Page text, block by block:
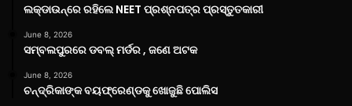
ଲକ୍‌ଡାଉନ୍‌ରେ ରହିଲେ NEET ପ୍ରଶ୍ନପତ୍ର ପ୍ରସ୍ତୁତକାରୀ
June 8, 2026
ସମ୍ବଲପୁରରେ ଡବଲ୍ ମର୍ଡର , ଜଣେ ଅଟକ
June 8, 2026
ଚନ୍ଦ୍ରିକାଙ୍କ ବୟଫ୍ରେଣ୍ଡକୁ ଖୋଜୁଛି ପୋଲିସ